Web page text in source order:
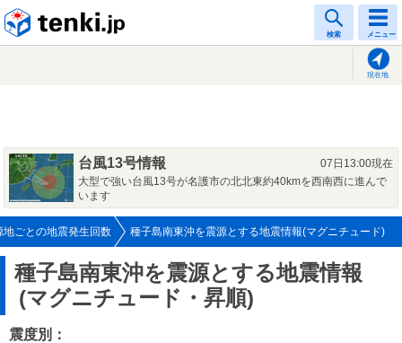
検索 メニュー
現在地
台風13号情報
07日13:00現在
大型で強い台風13号が名護市の北北東約40kmを西南西に進んで
います
地ごとの地震発生回数 種子島南東沖を震源とする地震情報(マグニチュード)
種子島南東沖を震源とする地震情報
(マグニチュード・昇順)
震度別：